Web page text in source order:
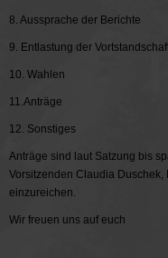
8. Aussprache der Berichte
9. Entlastung der
10. Wahlen
11.Anträge
12. Sonstiges
Anträge sind laut Satzung bis
Vorsitzenden Claudia
einzureichen.
Wir freuen uns auf euch